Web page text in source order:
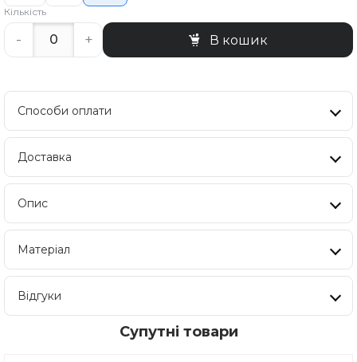
Кількість
- + В кошик
Способи оплати
Доставка
Опис
Матеріал
Відгуки
Супутні товари